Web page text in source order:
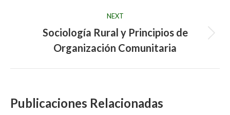
NEXT
Next
post:
Sociología Rural y Principios de
Organización Comunitaria
Publicaciones Relacionadas